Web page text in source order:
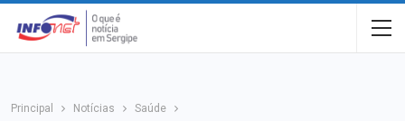
Principal Notícias Saúde